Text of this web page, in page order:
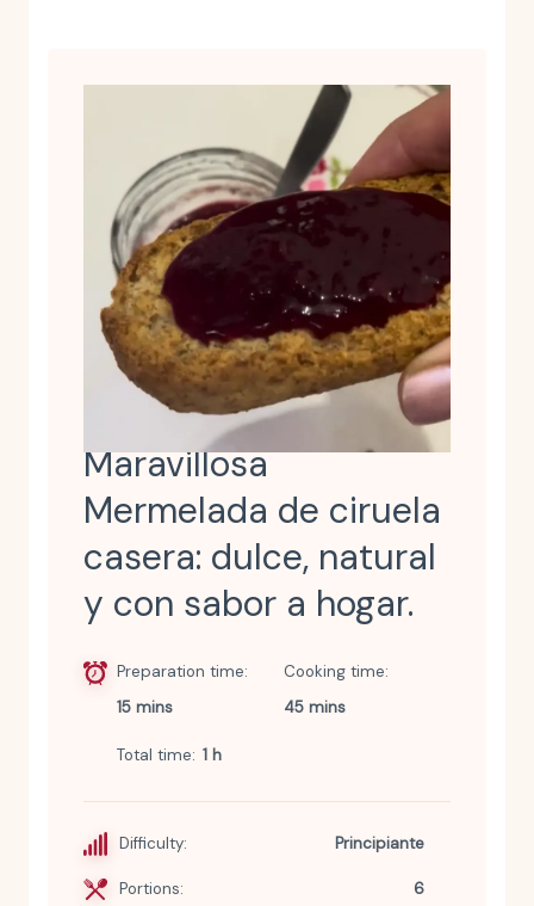
Maravillosa
Mermelada de ciruela
casera: dulce, natural
y con sabor a hogar.
Preparation time
15 mins
Cooking time
45 mins
Total time 1 h
Difficulty: Principiante
Portions: 6